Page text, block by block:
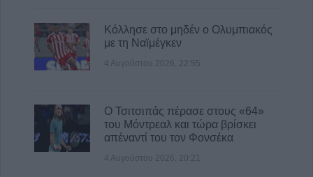
Κόλλησε στο μηδέν ο Ολυμπιακός
με τη Ναϊμέγκεν
4 Αυγούστου 2026, 22:55
Ο Τσιτσιπάς πέρασε στους «64»
του Μόντρεαλ και τώρα βρίσκει
απέναντί του τον Φονσέκα
4 Αυγούστου 2026, 20:21